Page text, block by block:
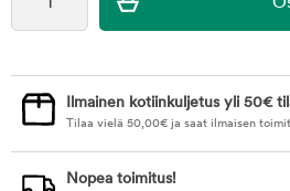
Ilmainen kotiinkuljetus yli 50€
Tilaa vielä 50,00€ ja saat ilmaisen
Nopea toimitus!